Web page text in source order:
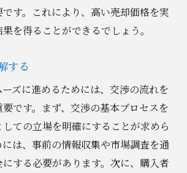
す。これにより、高い売却価格を実
を得ることができるでしょう。
する
ズに進めるためには、交渉の流れを
です。まず、交渉の基本プロセスを
ての立場を明確にすることが求めら
は、事前の情報収集や市場調査を通
する必要があります。次に、購入者